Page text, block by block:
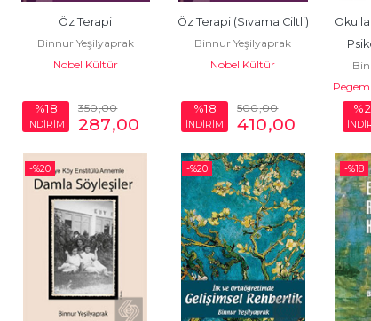
Öz Terapi
Binnur Yeşilyaprak
Nobel Kültür
%18
İNDİRİM
350,00
287,00
Öz Terapi (Sıvama Ciltli)
Binnur Yeşilyaprak
Nobel Kültür
%18
İNDİRİM
500,00
410,00
Pegem
-%20 -%20 -%18